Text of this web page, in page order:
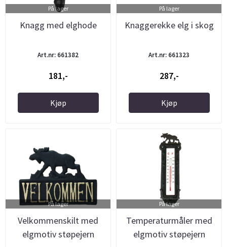
På lager
Knagg med elghode
Art.nr: 661382
181,-
Kjøp
På lager
Knaggerekke elg i skog
Art.nr: 661323
287,-
Kjøp
På lager
Velkommenskilt med
elgmotiv støpejern
På lager
Temperaturmåler med
elgmotiv støpejern